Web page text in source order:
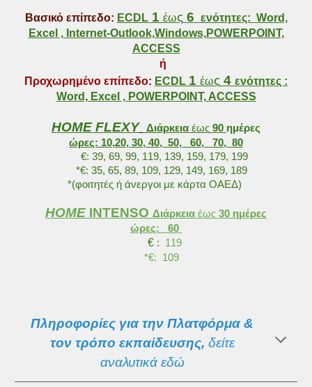
Βασικό επίπεδο: ECDL1 έως 6 ενότητες: Word,
Excel , Internet-Outlook,Windows,POWERPOINT,
ACCESS
ή
Προχωρημένο επίπεδο: ECDL 1 έως 4 ενότητες :
Word, Excel , POWERPOINT, ACCESS
HOME FLEXY Διάρκεια έως 90 ημέρες
ώρες: 10,20, 30, 40, 50, 60, 70, 80
€: 39, 69, 99, 119, 139, 159, 179, 199
*€: 35, 65, 89, 109, 129, 149, 169, 189
*(φοιτητές ή άνεργοι με κάρτα ΟΑΕΔ)
HOME INTENSO Διάρκεια έως 30 ημέρες
ώρες: 60
€ : 119
*€: 109
Πληροφορίες για την Πλατφόρμα &
τον τρόπο εκπαίδευσης, δείτε
αναλυτικά εδώ